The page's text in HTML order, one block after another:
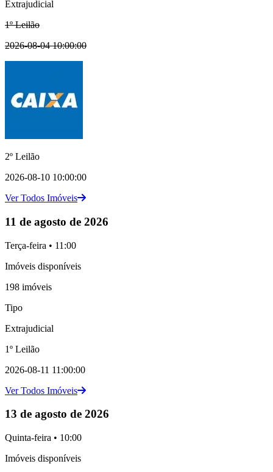
Extrajudicial
1º Leilão
2026-08-04 10:00:00
2º Leilão
2026-08-10 10:00:00
Ver Todos Imóveis
11 de agosto de 2026
Terça-feira • 11:00
Imóveis disponíveis
198 imóveis
Tipo
Extrajudicial
1º Leilão
2026-08-11 11:00:00
Ver Todos Imóveis
13 de agosto de 2026
Quinta-feira • 10:00
Imóveis disponíveis